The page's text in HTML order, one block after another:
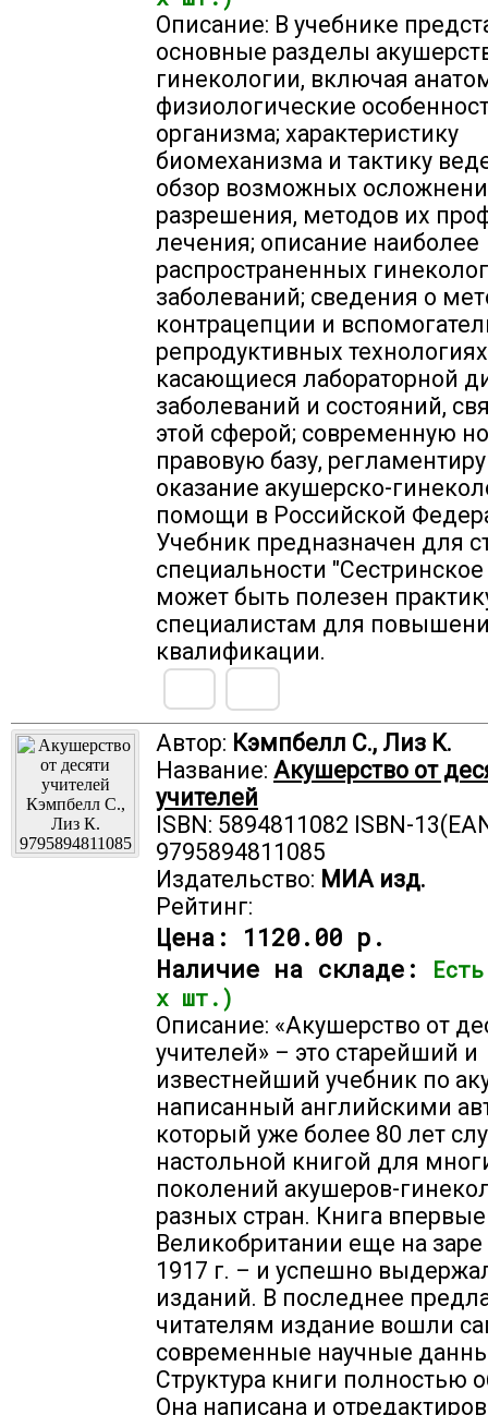
Описание: В учебнике
основные разделы
гинекологии, включая
физиологические
организма; характеристику
биомеханизма и тактику
обзор возможных
разрешения, методов их
лечения; описание наиболее
распространенных
заболеваний; сведения о
контрацепции и
репродуктивных
касающиеся лабораторной
заболеваний и состояний,
этой сферой; современную
правовую базу,
оказание акушерско-
помощи в Российской
Учебник предназначен для
специальности
может быть полезен
специалистам для
квалификации.
Автор: Кэмпбелл С., Лиз К.
Название: Акушерство от
учителей
ISBN: 5894811082 ISBN-
9795894811085
Издательство: МИА изд.
Рейтинг:
Цена: 1120.00 р.
Наличие на складе:
х шт.)
Описание: «Акушерство от
учителей» – это старейший и
известнейший учебник по
написанный английскими
который уже более 80 лет
настольной книгой для
поколений акушеров-
разных стран. Книга
Великобритании еще на
1917 г. – и успешно
изданий. В последнее
читателям издание вошли
современные научные
Структура книги полностью
Она написана и